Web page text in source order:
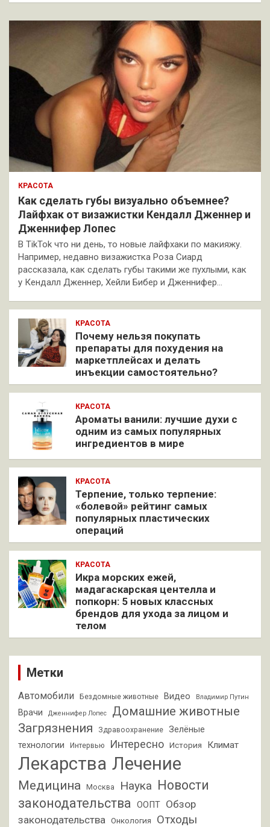
КРАСОТА
Как сделать губы визуально объемнее?
Лайфхак от визажистки Кендалл Дженнер и
Дженнифер Лопес
В TikTok что ни день, то новые лайфхаки по макияжу.
Например, недавно визажистка Роза Сиард
рассказала, как сделать губы такими же пухлыми, как
у Кендалл Дженнер, Хейли Бибер и Дженнифер…
КРАСОТА
Почему нельзя покупать
препараты для похудения на
маркетплейсах и делать
инъекции самостоятельно?
КРАСОТА
Ароматы ванили: лучшие духи с
одним из самых популярных
ингредиентов в мире
КРАСОТА
Терпение, только терпение:
«болевой» рейтинг самых
популярных пластических
операций
КРАСОТА
Икра морских ежей,
мадагаскарская центелла и
попкорн: 5 новых классных
брендов для ухода за лицом и
телом
Метки
Автомобили Бездомные животные Видео Владимир Путин
Врачи Дженнифер Лопес
Домашние животные
Загрязнения
Здравоохранение
Зелёные
технологии
Интервью Интересно История Климат
Лекарства Лечение
Медицина Москва Наука Новости
законодательства
ООПТ Обзор
законодательства
Онкология Отходы